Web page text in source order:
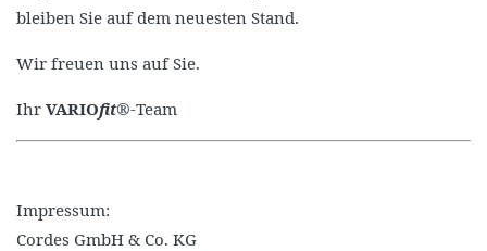
bleiben Sie auf dem neuesten Stand.
Wir freuen uns auf Sie.
Ihr VARIOfit®-Team
Impressum:
Cordes GmbH & Co. KG